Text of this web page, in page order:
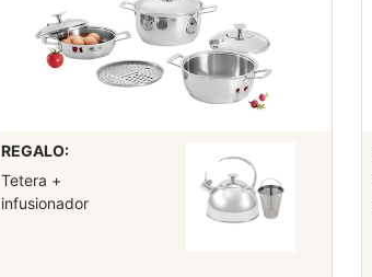
REGALO:
Tetera +
infusionador